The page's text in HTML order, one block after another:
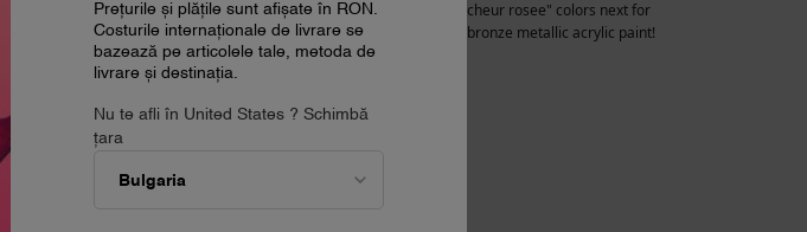
Prețurile și plățile sunt afișate în RON.
Costurile internaționale de livrare se
bazează pe articolele tale, metoda de
livrare și destinația.
Nu te afli în United States ? Schimbă
țara